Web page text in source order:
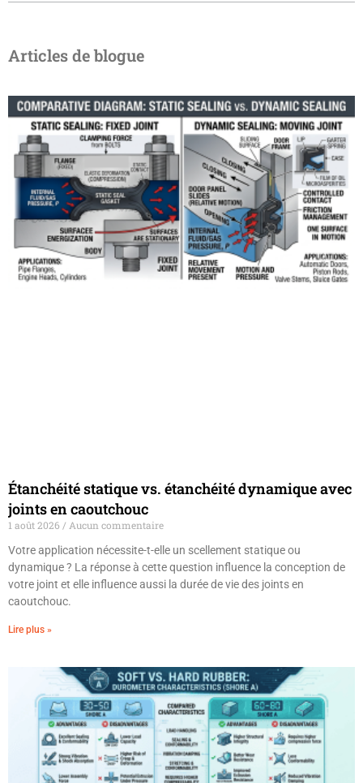
Articles de blogue
Étanchéité statique vs. étanchéité dynamique avec
joints en caoutchouc
1 août 2026
Aucun commentaire
Votre application nécessite-t-elle un scellement statique ou
dynamique ? La réponse à cette question influence la conception de
votre joint et elle influence aussi la durée de vie des joints en
caoutchouc.
Lire plus »